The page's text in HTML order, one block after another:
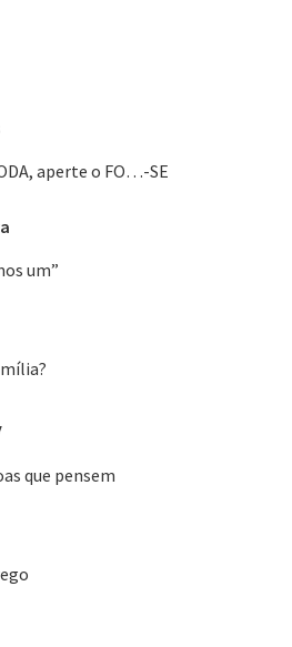
aperte o FO…-SE
um”
que pensem